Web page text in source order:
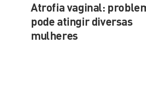
Atrofia vaginal:
pode atingir diversas
mulheres